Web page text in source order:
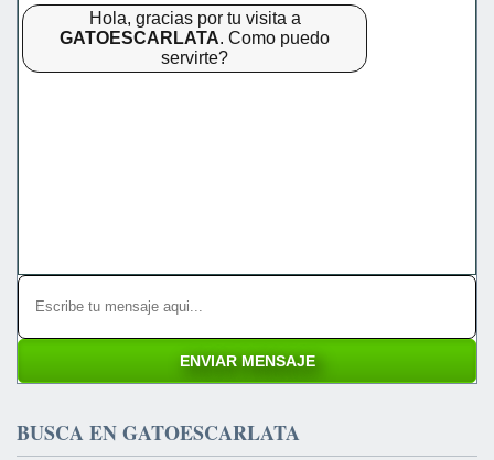
Hola, gracias por tu visita a
GATOESCARLATA. Como puedo
servirte?
BUSCA EN GATOESCARLATA